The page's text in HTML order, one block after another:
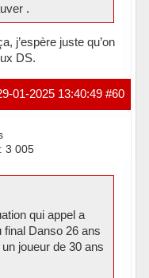
.
j’espère juste qu’on
DS.
#60
01-2025 13:40:49
3 005
qui appel a
Danso 26 ans
joueur de 30 ans